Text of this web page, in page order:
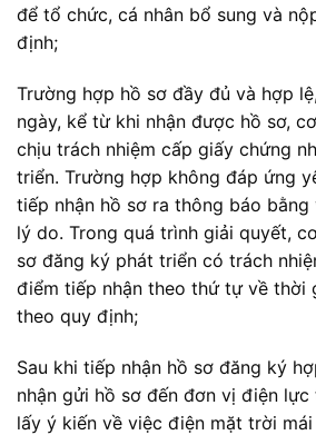
để tổ chức, cá nhân bổ sung và
định;
Trường hợp hồ sơ đầy đủ và hợp
ngày, kể từ khi nhận được hồ sơ,
chịu trách nhiệm cấp giấy chứng
triển. Trường hợp không đáp ứng
tiếp nhận hồ sơ ra thông báo bằng
lý do. Trong quá trình giải quyết,
sơ đăng ký phát triển có trách
điểm tiếp nhận theo thứ tự về thời
theo quy định;
Sau khi tiếp nhận hồ sơ đăng ký
nhận gửi hồ sơ đến đơn vị điện
lấy ý kiến về việc điện mặt trời